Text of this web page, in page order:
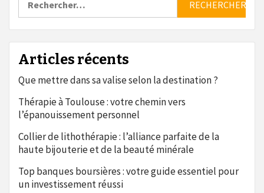
Articles récents
Que mettre dans sa valise selon la destination ?
Thérapie à Toulouse : votre chemin vers
l’épanouissement personnel
Collier de lithothérapie : l’alliance parfaite de la
haute bijouterie et de la beauté minérale
Top banques boursières : votre guide essentiel pour
un investissement réussi